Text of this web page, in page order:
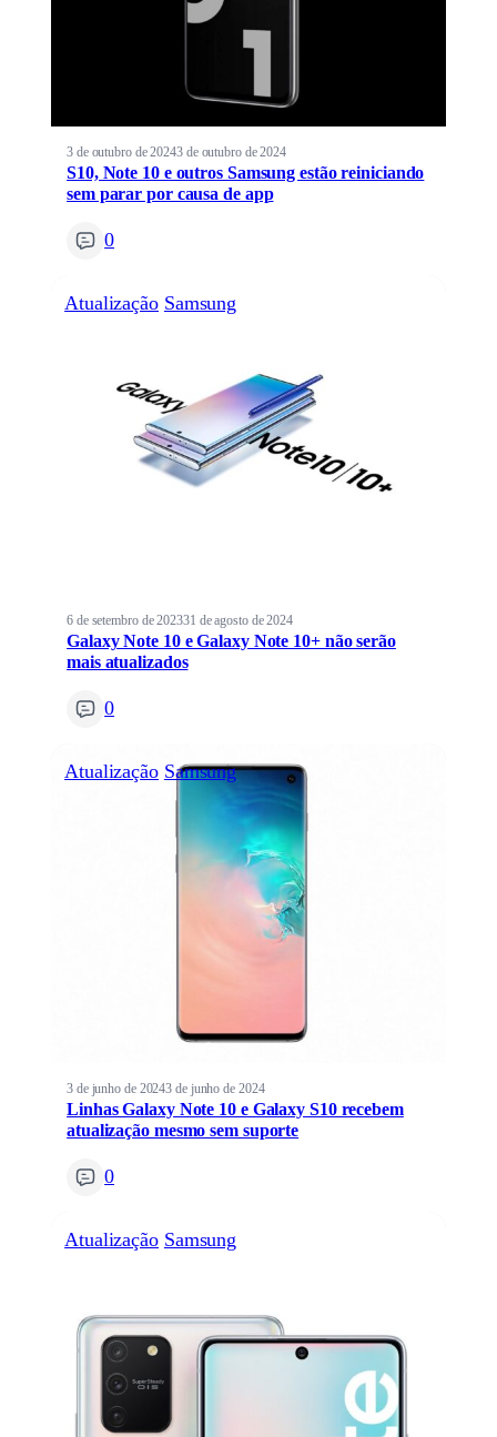
3 de outubro de 20243 de outubro de 2024
S10, Note 10 e outros Samsung estão reiniciando
sem parar por causa de app
0
Atualização Samsung
6 de setembro de 202331 de agosto de 2024
Galaxy Note 10 e Galaxy Note 10+ não serão
mais atualizados
0
Atualização Samsung
3 de junho de 20243 de junho de 2024
Linhas Galaxy Note 10 e Galaxy S10 recebem
atualização mesmo sem suporte
0
Atualização Samsung